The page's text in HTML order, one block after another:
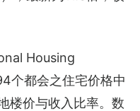
Housing
个都会之住宅价格中
楼价与收入比率。数